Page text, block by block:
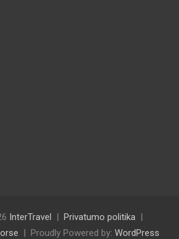
InterTravel
Privatumo politika
Proudly Powered by: WordPress